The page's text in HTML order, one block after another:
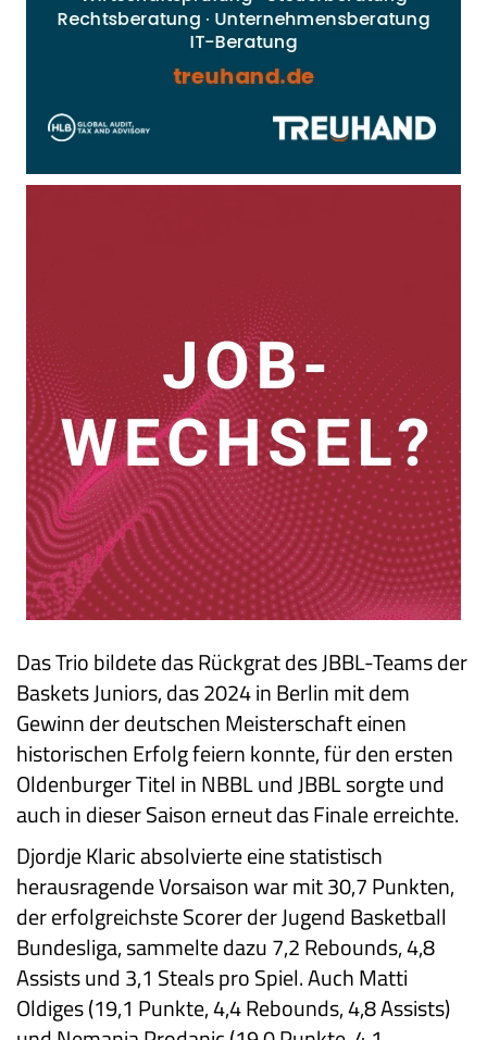
Das Trio bildete das Rückgrat des JBBL-Teams der
Baskets Juniors, das 2024 in Berlin mit dem
Gewinn der deutschen Meisterschaft einen
historischen Erfolg feiern konnte, für den ersten
Oldenburger Titel in NBBL und JBBL sorgte und
auch in dieser Saison erneut das Finale erreichte.
Djordje Klaric absolvierte eine statistisch
herausragende Vorsaison war mit 30,7 Punkten,
der erfolgreichste Scorer der Jugend Basketball
Bundesliga, sammelte dazu 7,2 Rebounds, 4,8
Assists und 3,1 Steals pro Spiel. Auch Matti
Oldiges (19,1 Punkte, 4,4 Rebounds, 4,8 Assists)